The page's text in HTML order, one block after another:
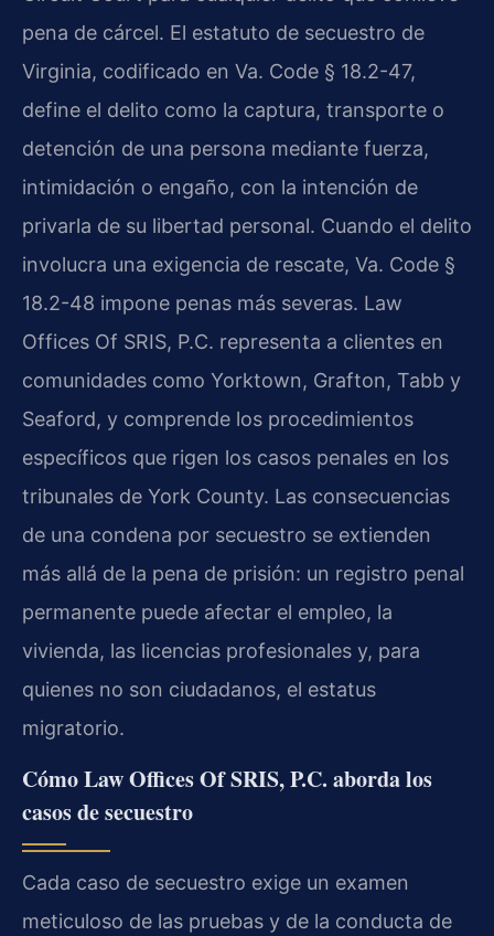
pena de cárcel. El estatuto de secuestro de
Virginia, codificado en Va. Code § 18.2-47,
define el delito como la captura, transporte o
detención de una persona mediante fuerza,
intimidación o engaño, con la intención de
privarla de su libertad personal. Cuando el delito
involucra una exigencia de rescate, Va. Code §
18.2-48 impone penas más severas. Law
Offices Of SRIS, P.C. representa a clientes en
comunidades como Yorktown, Grafton, Tabb y
Seaford, y comprende los procedimientos
específicos que rigen los casos penales en los
tribunales de York County. Las consecuencias
de una condena por secuestro se extienden
más allá de la pena de prisión: un registro penal
permanente puede afectar el empleo, la
vivienda, las licencias profesionales y, para
quienes no son ciudadanos, el estatus
migratorio.
Cómo Law Offices Of SRIS, P.C. aborda los
casos de secuestro
Cada caso de secuestro exige un examen
meticuloso de las pruebas y de la conducta de